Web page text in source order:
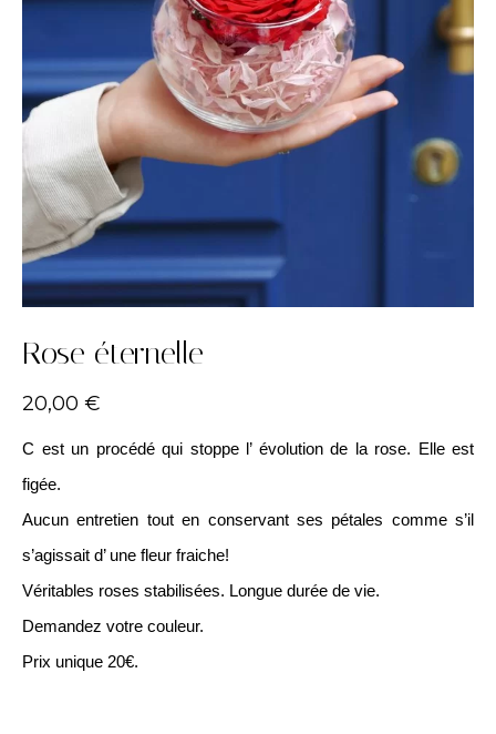
Rose éternelle
20,00 €
C est un procédé qui stoppe l’ évolution de la rose. Elle est
figée.
Aucun entretien tout en conservant ses pétales comme s’il
s’agissait d’ une fleur fraiche!
Véritables roses stabilisées. Longue durée de vie.
Demandez votre couleur.
Prix unique 20€.